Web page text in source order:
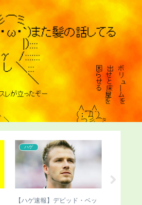
コンプレックス
【ハゲ速報】ダウン浜田雅功